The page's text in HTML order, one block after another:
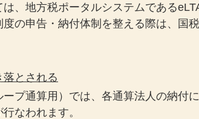
、地方税ポータルシステムである
度の申告・納付体制を整える際は、国
とされる
プ通算用）では、各通算法人の納付
なわれます。